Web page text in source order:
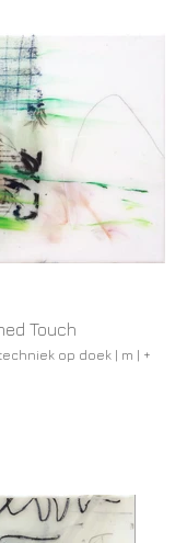
Touch
op doek | m | +